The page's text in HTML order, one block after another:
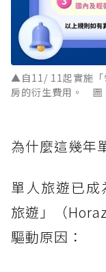
▲自11/ 11起實施「
房的衍生費用。 圖
為什麼這幾年
單人旅遊已
旅遊」（
驅動原因：